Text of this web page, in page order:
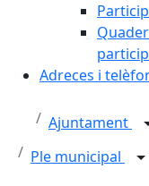
Adreces i
Ajuntament
Ple municipal